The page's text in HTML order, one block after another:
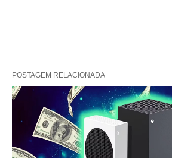
POSTAGEM RELACIONADA